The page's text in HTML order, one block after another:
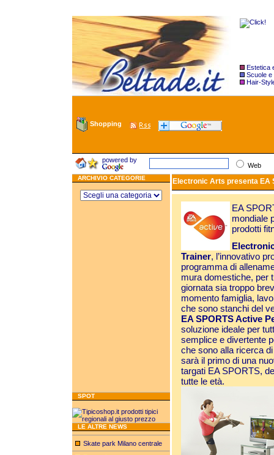
Estetica
Scuole e
Hair-
Shopping
powered by
Web
ARCHIVIO CATEGORIE
SPOT
LE ALTRE NEWS
Skate park Milano centrale
Electronic Arts presenta EA
EA
mondiale
prodotti
Trainer, l’innovativo
programma di allen
mura domestiche, per
giornata sia troppo
momento famiglia,
che sono stanchi del
EA SPORTS Active
soluzione ideale per
semplice e divertente
che sono alla ricerca
sarà il primo di una
targati EA SPORTS,
tutte le età.